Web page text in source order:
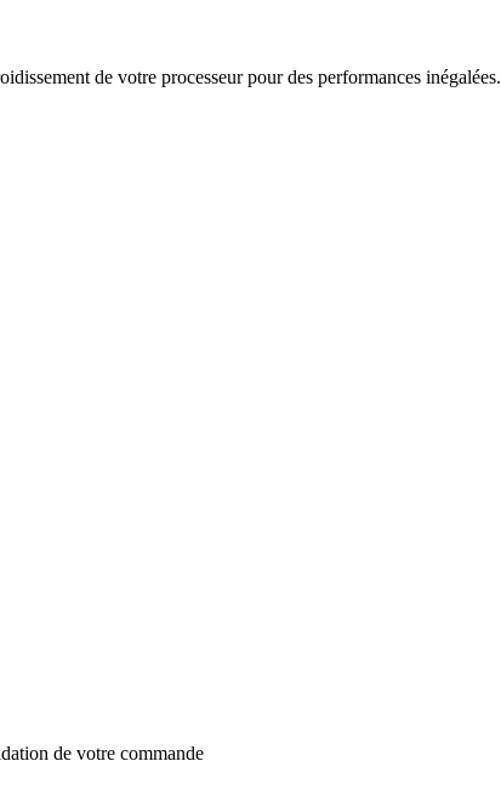
de votre processeur pour des performances inégalées.
de votre commande